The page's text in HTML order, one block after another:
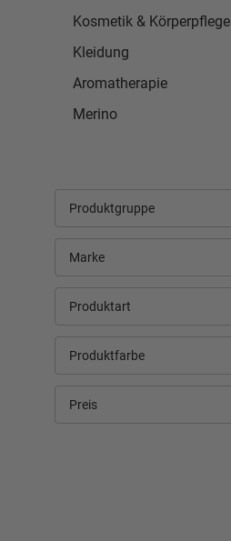
Kosmetik & Körperpflege
Kleidung
Aromatherapie
Merino
Produktgruppe
Marke
Produktart
Produktfarbe
Preis